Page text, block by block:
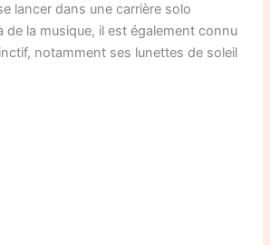
lancer dans une carrière solo
de la musique, il est également connu
notamment ses lunettes de soleil